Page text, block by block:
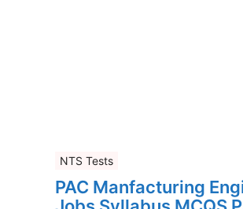
NTS Tests
PAC Manfacturing